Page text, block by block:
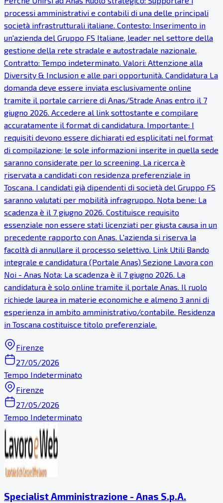
processi amministrativi e contabili di una delle principali
società infrastrutturali italiane. Contesto: Inserimento in
un'azienda del Gruppo FS Italiane, leader nel settore della
gestione della rete stradale e autostradale nazionale.
Contratto: Tempo indeterminato. Valori: Attenzione alla
Diversity & Inclusion e alle pari opportunità. Candidatura La
domanda deve essere inviata esclusivamente online
tramite il portale carriere di Anas/Strade Anas entro il 7
giugno 2026. Accedere al link sottostante e compilare
accuratamente il format di candidatura. Importante: I
requisiti devono essere dichiarati ed esplicitati nel format
di compilazione; le sole informazioni inserite in quella sede
saranno considerate per lo screening. La ricerca è
riservata a candidati con residenza preferenziale in
Toscana. I candidati già dipendenti di società del Gruppo FS
saranno valutati per mobilità infragruppo. Nota bene: La
scadenza è il 7 giugno 2026. Costituisce requisito
essenziale non essere stati licenziati per giusta causa in un
precedente rapporto con Anas. L'azienda si riserva la
facoltà di annullare il processo selettivo. Link Utili Bando
integrale e candidatura (Portale Anas) Sezione Lavora con
Noi - Anas Nota: La scadenza è il 7 giugno 2026. La
candidatura è solo online tramite il portale Anas. Il ruolo
richiede laurea in materie economiche e almeno 3 anni di
esperienza in ambito amministrativo/contabile. Residenza
in Toscana costituisce titolo preferenziale.
Firenze
27/05/2026
Tempo Indeterminato
Firenze
27/05/2026
Tempo Indeterminato
Specialist Amministrazione - Anas S.p.A.